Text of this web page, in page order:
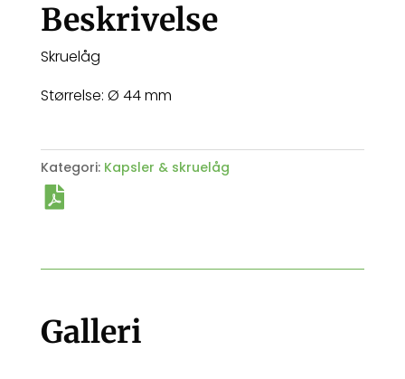
Beskrivelse
Skruelåg
Størrelse: Ø 44 mm
Kategori: Kapsler & skruelåg
Galleri